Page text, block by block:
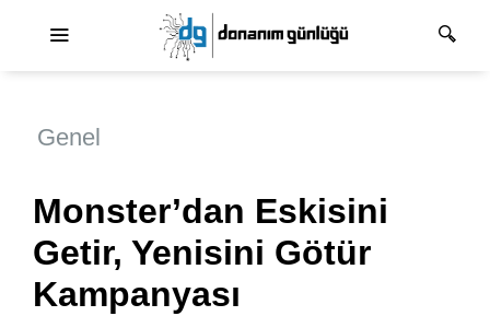
Genel
Monster’dan Eskisini
Getir, Yenisini Götür
Kampanyası